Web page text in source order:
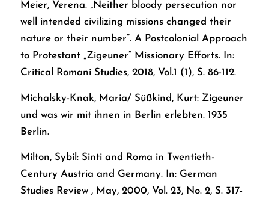
Meier, Verena. „Neither bloody persecution nor
well intended civilizing missions changed their
nature or their number“. A Postcolonial Approach
to Protestant „Zigeuner“ Missionary Efforts. In:
Critical Romani Studies, 2018, Vol.1 (1), S. 86-112.
Michalsky-Knak, Maria/ Süßkind, Kurt: Zigeuner
und was wir mit ihnen in Berlin erlebten. 1935
Berlin.
Milton, Sybil: Sinti and Roma in Twentieth-
Century Austria and Germany. In: German
Studies Review , May, 2000, Vol. 23, No. 2, S. 317-